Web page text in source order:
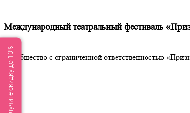
Международный театральный фестиваль
Общество с ограниченной ответственностью
Получите скидку до 10%